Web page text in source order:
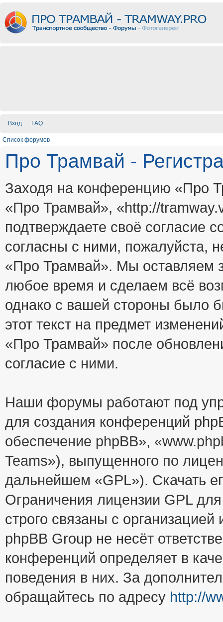
Вход FAQ
Список форумов
Про Трамвай -
Заходя на конференцию «Про
«Про Трамвай», «http://
подтверждаете своё
согласны с ними, пожалуйста,
«Про Трамвай». Мы оставляем
любое время и сделаем всё
однако с вашей стороны было
этот текст на предмет
«Про Трамвай» после
согласие с ними.
Наши форумы работают под
для создания конференций
обеспечение phpBB»,
Teams»), выпущенного по
дальнейшем «GPL»). Скачать
Ограничения лицензии GPL
строго связаны с
phpBB Group не несёт
конференций определяет в
поведения в них. За
обращайтесь по адресу http://